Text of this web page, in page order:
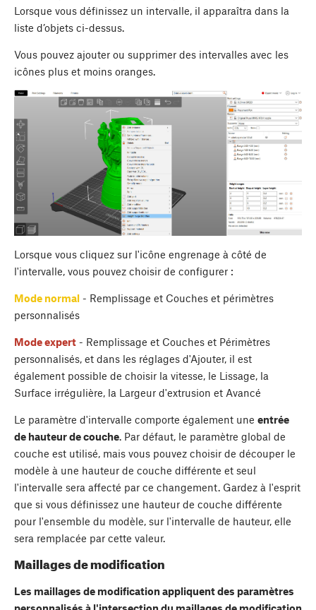
Lorsque vous définissez un intervalle, il apparaîtra dans la
liste d’objets ci-dessus.
Vous pouvez ajouter ou supprimer des intervalles avec les
icônes plus et moins oranges.
Lorsque vous cliquez sur l'icône engrenage à côté de
l'intervalle, vous pouvez choisir de configurer :
Mode normal - Remplissage et Couches et périmètres
personnalisés
Mode expert - Remplissage et Couches et Périmètres
personnalisés, et dans les réglages d'Ajouter, il est
également possible de choisir la vitesse, le Lissage, la
Surface irrégulière, la Largeur d'extrusion et Avancé
Le paramètre d'intervalle comporte également une entrée
de hauteur de couche. Par défaut, le paramètre global de
couche est utilisé, mais vous pouvez choisir de découper le
modèle à une hauteur de couche différente et seul
l'intervalle sera affecté par ce changement. Gardez à l'esprit
que si vous définissez une hauteur de couche différente
pour l'ensemble du modèle, sur l'intervalle de hauteur, elle
sera remplacée par cette valeur.
Maillages de modification
Les maillages de modification appliquent des paramètres